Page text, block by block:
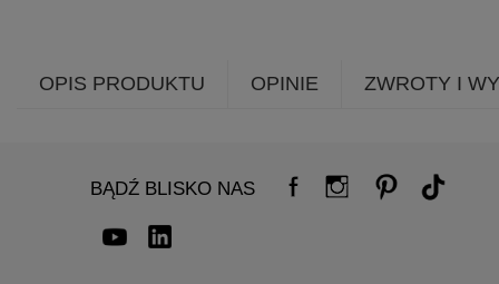
OPIS PRODUKTU OPINIE ZWROTY I
BĄDŹ BLISKO NAS